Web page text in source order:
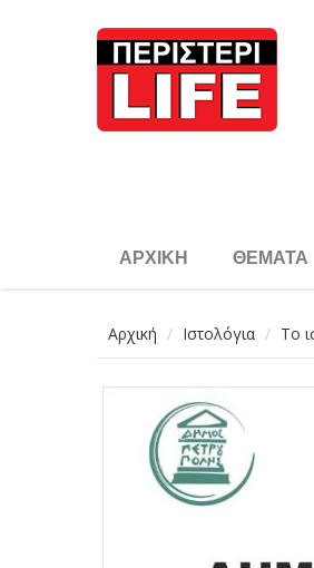
ΑΡΧΙΚΉ ΘΈΜΑΤΑ
Αρχική Ιστολόγια Το